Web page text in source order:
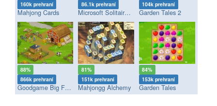
160k prehraní
Mahjong Cards
86.1k prehraní
Microsoft Solitaire Collection
104k prehraní
Garden Tales 2
88%
866k prehraní
Goodgame Big Farm
81%
151k prehraní
Mahjongg Alchemy
84%
153k prehraní
Garden Tales